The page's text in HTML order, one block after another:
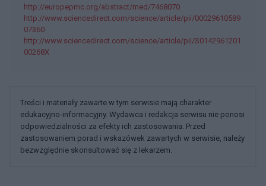
http://europepmc.org/abstract/med/7468070
http://www.sciencedirect.com/science/article/pii/00029610589
07360
http://www.sciencedirect.com/science/article/pii/S0142961201
00268X
Treści i materiały zawarte w tym serwisie mają charakter
edukacyjno-informacyjny. Wydawca i redakcja serwisu nie ponosi
odpowiedzialności za efekty ich zastosowania. Przed
zastosowaniem porad i wskazówek zawartych w serwisie, należy
bezwzględnie skonsultować się z lekarzem.